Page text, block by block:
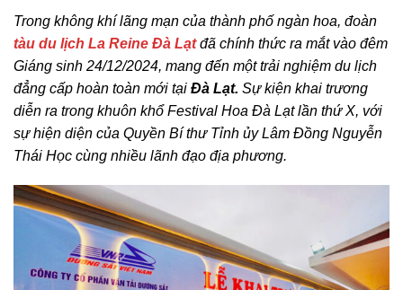
Trong không khí lãng mạn của thành phố ngàn hoa, đoàn
tàu du lịch La Reine Đà Lạtđã chính thức ra mắt vào đêm
Giáng sinh 24/12/2024, mang đến một trải nghiệm du lịch
đẳng cấp hoàn toàn mới tại Đà Lạt. Sự kiện khai trương
diễn ra trong khuôn khổ Festival Hoa Đà Lạt lần thứ X, với
sự hiện diện của Quyền Bí thư Tỉnh ủy Lâm Đồng Nguyễn
Thái Học cùng nhiều lãnh đạo địa phương.